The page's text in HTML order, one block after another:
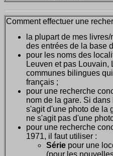
Comment effectuer une
la plupart de mes
des entrées de la base
pour les noms des
Leuven et pas
communes bilingues
français ;
pour une recherche
nom de la gare. Si
s'agit d'une photo de la
ne s'agit pas d'une
pour une recherche
1971, il faut utiliser :
Série pour une
(pour les